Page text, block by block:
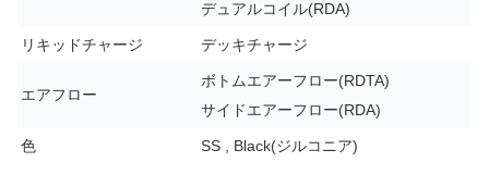
デュアルコイル(RDA)
リキッドチャージ デッキチャージ
エアフロー
ボトムエアーフロー(RDTA)
サイドエアーフロー(RDA)
色 SS , Black(ジルコニア)